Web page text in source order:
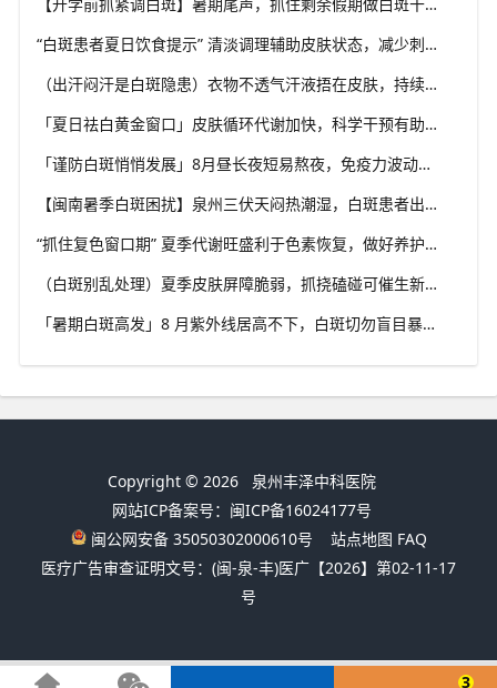
3
【开学前抓紧调白斑】暑期尾声，抓住剩余假期做白斑干预，福建泉州中科白癜风医院助力学生群体从容应对校园生活
“白斑患者夏日饮食提示” 清淡调理辅助皮肤状态，减少刺激类食物，福建泉州中科白癜风医院分享白癜风夏季饮食科普
（出汗闷汗是白斑隐患）衣物不透气汗液捂在皮肤，持续刺激患处，福建泉州中科白癜风医院解析夏季白癜风穿衣学问
「夏日祛白黄金窗口」皮肤循环代谢加快，科学干预有助复色，福建泉州中科白癜风医院提醒把握白癜风诊疗有利时机
「谨防白斑悄悄发展」8月昼长夜短易熬夜，免疫力波动干扰黑素细胞，福建泉州中科白癜风医院教你安稳度过白癜风高发季
【闽南暑季白斑困扰】泉州三伏天闷热潮湿，白斑患者出汗后及时清洁，福建泉州中科白癜风医院解析夏季白斑诱因
“抓住复色窗口期” 夏季代谢旺盛利于色素恢复，做好养护结合规范干预，福建泉州中科白癜风医院助力白斑科学复色
（白斑别乱处理）夏季皮肤屏障脆弱，抓挠磕碰可催生新白斑，福建泉州中科白癜风医院科普盛夏白癜风防护小常识
「暑期白斑高发」8 月紫外线居高不下，白斑切勿盲目暴晒，福建泉州中科白癜风医院提醒做好科学防晒规避扩散风险
Copyright © 2026 泉州丰泽中科医院
网站ICP备案号：闽ICP备16024177号
闽公网安备 35050302000610号
站点地图 FAQ
医疗广告审查证明文号：(闽-泉-丰)医广【2026】第02-11-17
号